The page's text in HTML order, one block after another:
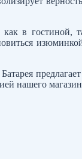
в гостиной,
нашего